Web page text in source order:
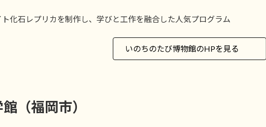
化石レプリカを制作し、学びと工作を融合した人気プログラム
いのちのたび博物館のHPを見る
（福岡市）